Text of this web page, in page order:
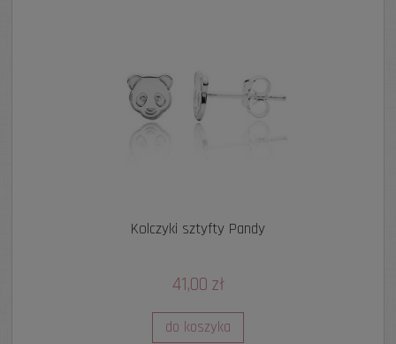
Kolczyki sztyfty Pandy
41,00 zł
do koszyka